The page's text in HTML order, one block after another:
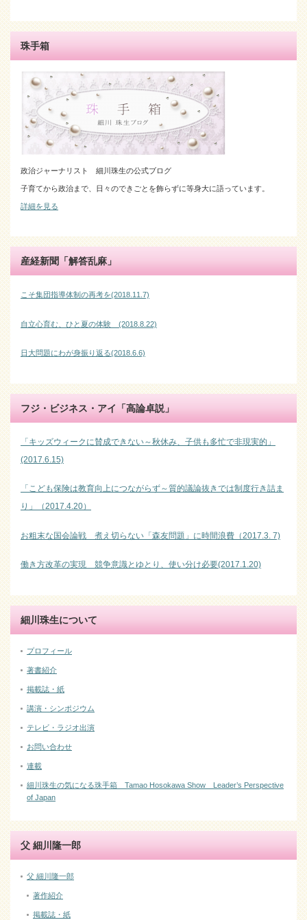
珠手箱
政治ジャーナリスト 細川珠生の公式ブログ
子育てから政治まで、日々のできごとを飾らずに等身大に語っています。
詳細を見る
産経新聞「解答乱麻」
こそ集団指導体制の再考を(2018.11.7)
自立心育む、ひと夏の体験 (2018.8.22)
日大問題にわが身振り返る(2018.6.6)
フジ・ビジネス・アイ「高論卓説」
「キッズウィークに賛成できない～秋休み、子供も多忙で非現実的」
(2017.6.15)
「こども保険は教育向上につながらず～質的議論抜きでは制度行き詰ま
り」（2017.4.20）
お粗末な国会論戦 煮え切らない「森友問題」に時間浪費（2017.3. 7)
働き方改革の実現 競争意識とゆとり、使い分け必要(2017.1.20)
細川珠生について
プロフィール
著書紹介
掲載誌・紙
講演・シンポジウム
テレビ・ラジオ出演
お問い合わせ
連載
細川珠生の気になる珠手箱 Tamao Hosokawa Show Leader’s Perspective
of Japan
父 細川隆一郎
父 細川隆一郎
著作紹介
掲載誌・紙